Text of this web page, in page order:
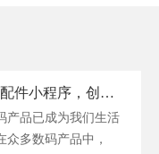
指尖配件新天地：数码配件小程序，创新购物体验！
产品已成为我们生活
多数码产品中，